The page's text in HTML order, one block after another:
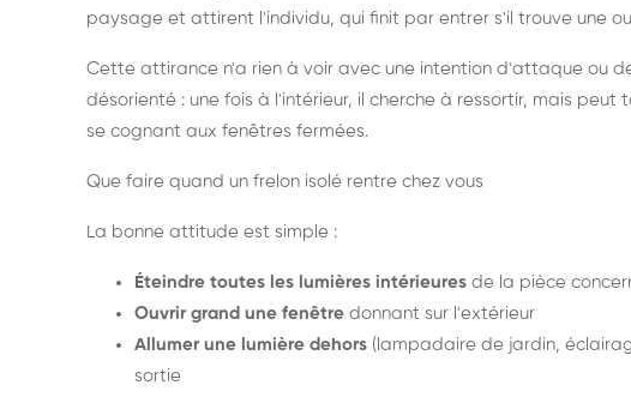
paysage et attirent l'individu, qui finit par entrer s'il trouve une
Cette attirance n'a rien à voir avec une intention d'attaque ou
désorienté : une fois à l'intérieur, il cherche à ressortir, mais
se cognant aux fenêtres fermées.
Que faire quand un frelon isolé rentre chez vous
La bonne attitude est simple :
Éteindre toutes les lumières intérieures de la pièce
Ouvrir grand une fenêtre donnant sur l'extérieur
Allumer une lumière dehors (lampadaire de jardin,
sortie